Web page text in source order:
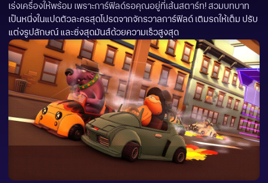
เร่งเครื่องให้พร้อม เพราะการ์ฟิลด์รอคุณอยู่ที่เส้นสตาร์ท! สวมบทบาท
เป็นหนึ่งในแปดตัวละครสุดโปรดจากจักรวาลการ์ฟิลด์ เติมรถให้เต็ม ปรับ
แต่งรูปลักษณ์ และซิ่งสุดมันส์ด้วยความเร็วสูงสุด